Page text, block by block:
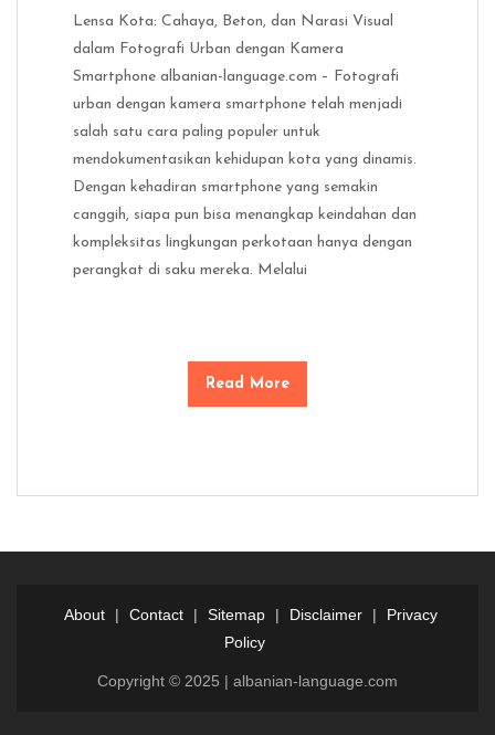
Lensa Kota: Cahaya, Beton, dan Narasi Visual
dalam Fotografi Urban dengan Kamera
Smartphone albanian-language.com – Fotografi
urban dengan kamera smartphone telah menjadi
salah satu cara paling populer untuk
mendokumentasikan kehidupan kota yang dinamis.
Dengan kehadiran smartphone yang semakin
canggih, siapa pun bisa menangkap keindahan dan
kompleksitas lingkungan perkotaan hanya dengan
perangkat di saku mereka. Melalui
Read More
About | Contact | Sitemap | Disclaimer |
Privacy
Policy
Copyright © 2025 | albanian-language.com